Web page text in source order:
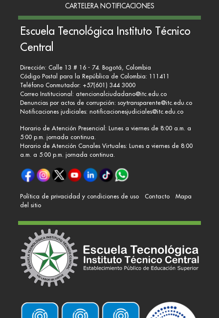
CARTELERA NOTIFICACIONES
Escuela Tecnológica Instituto Técnico
Central
Dirección: Calle 13 # 16 - 74. Bogotá, Colombia
Código Postal para la República de Colombia: 111411
Teléfono Conmutador: +57(601) 344 3000
Correo Institucional: atencionalciudadano@itc.edu.co
Denuncias por actos de corrupción: soytransparente@itc.edu.co
Notificaciones judiciales: notificacionesjudiciales@itc.edu.co
Horario de Atención Presencial: Lunes a viernes de 8:00 a.m. a
5:00 p.m. jornada continua.
Horario de Atención Canales Virtuales: Lunes a viernes de 8:00
a.m. a 5:00 p.m. jornada continua.
Política de privacidad y condiciones de uso Contacto
Mapa
del sitio